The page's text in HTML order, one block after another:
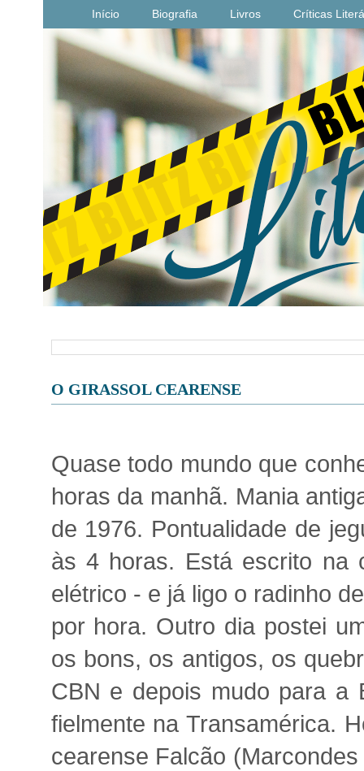
Início Biografia Livros Críticas
O GIRASSOL CEARENSE
Quase todo mundo que
horas da manhã. Mania
de 1976. Pontualidade de
às 4 horas. Está escrito na
elétrico - e já ligo o radinho
por hora. Outro dia postei
os bons, os antigos, os
CBN e depois mudo para a
fielmente na Transamérica.
cearense Falcão